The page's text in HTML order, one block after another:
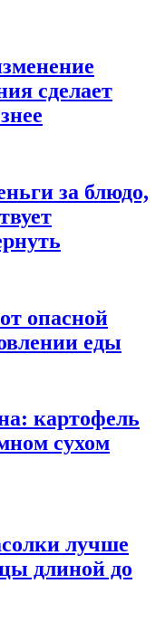
сделает
за блюдо,
опасной
еды
картофель
сухом
лучше
длиной до